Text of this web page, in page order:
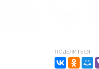
ПОДЕЛИТЬСЯ: